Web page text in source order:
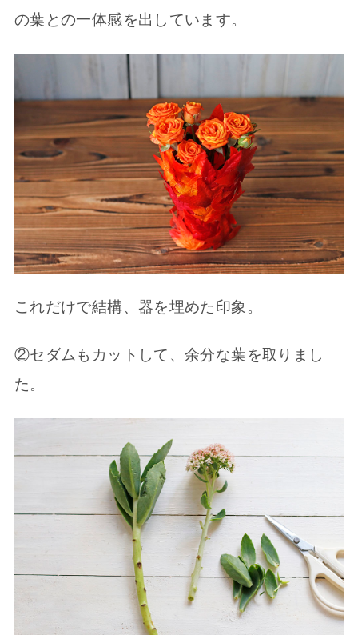
の葉との一体感を出しています。
これだけで結構、器を埋めた印象。
②セダムもカットして、余分な葉を取りまし
た。